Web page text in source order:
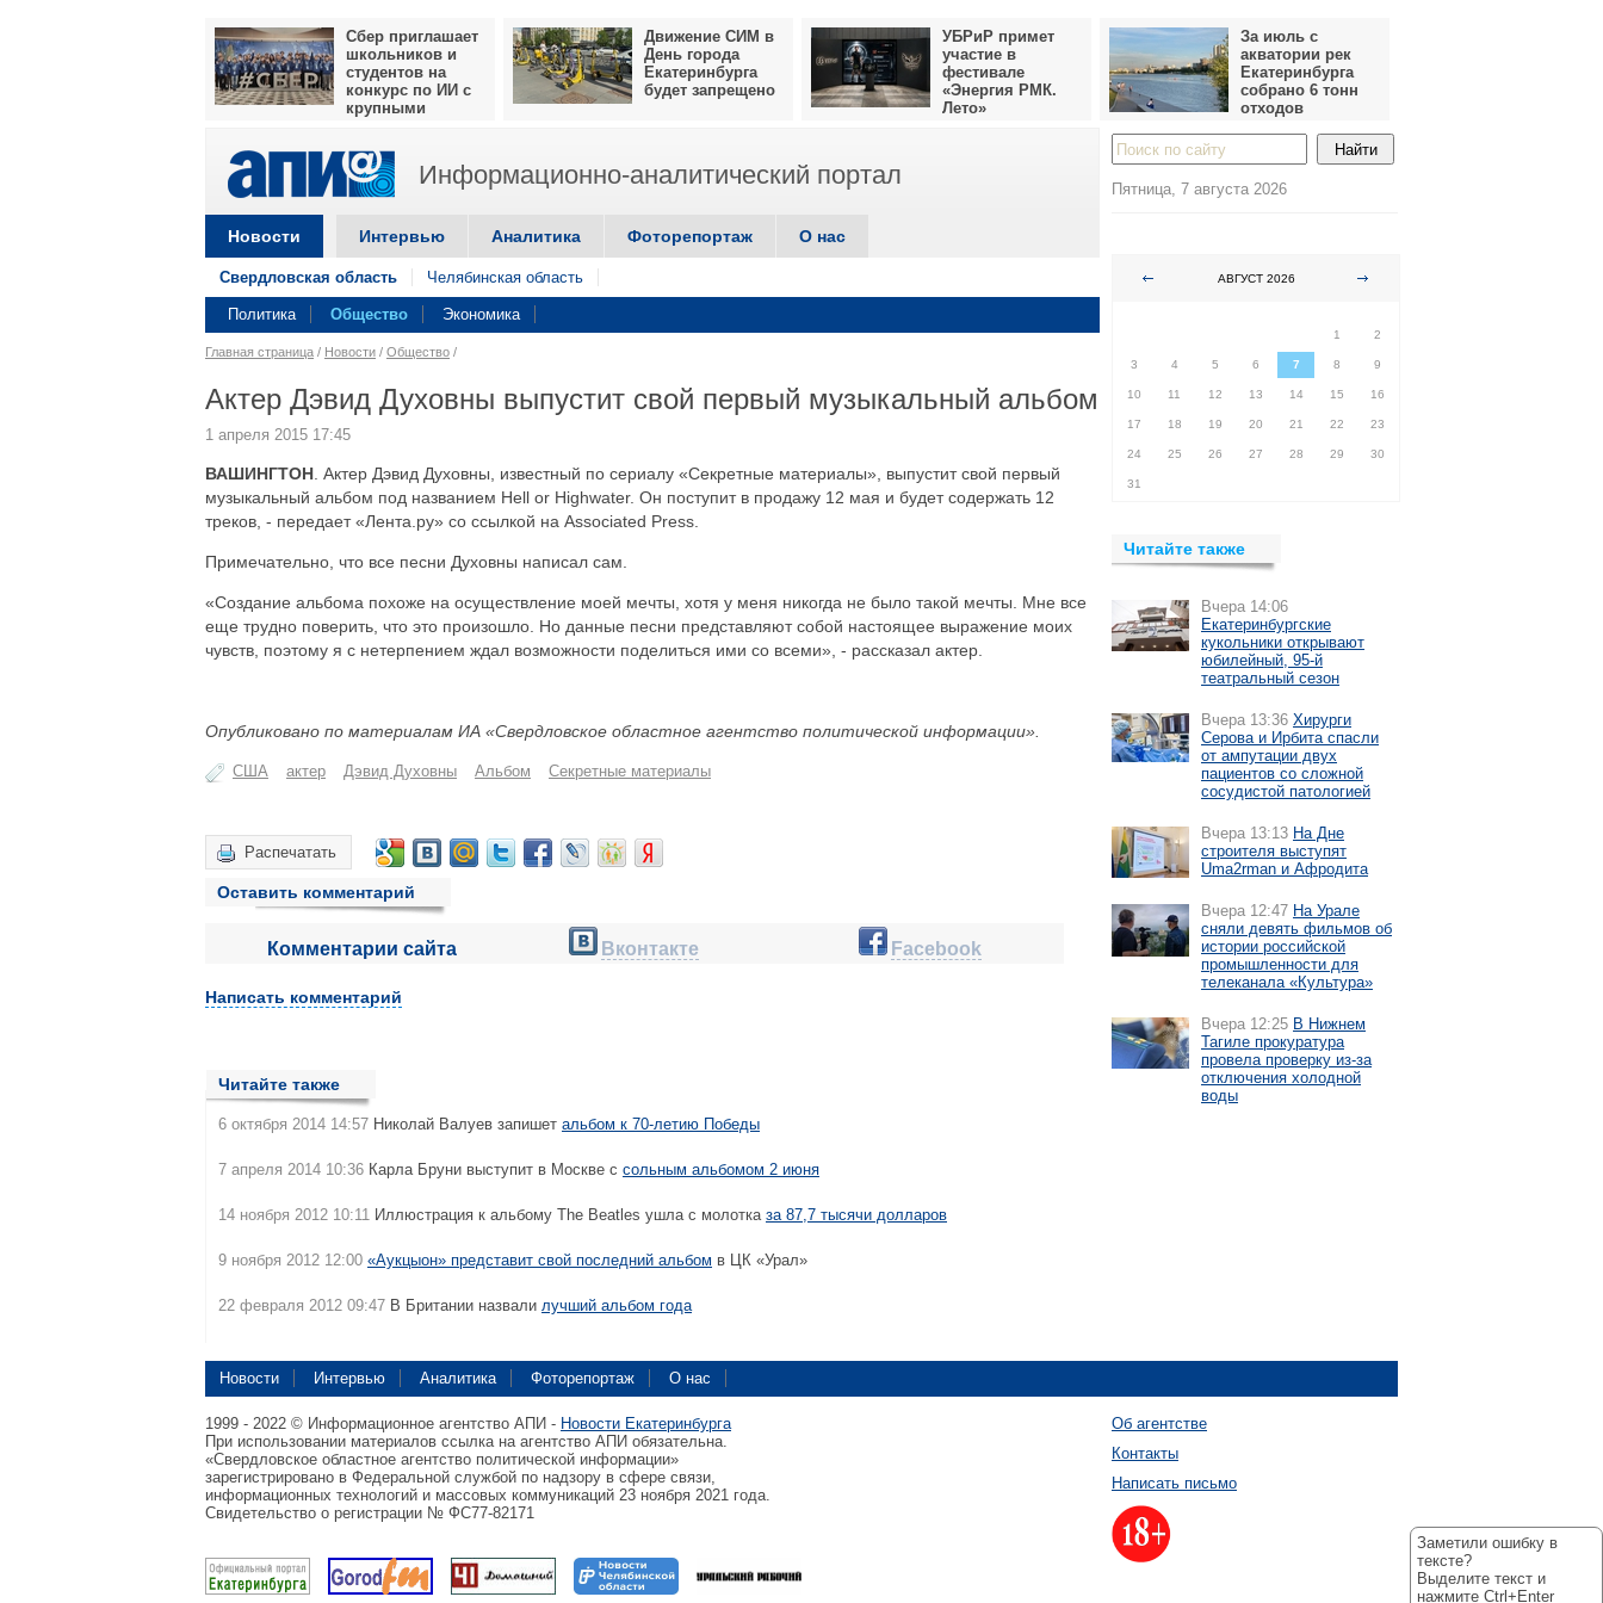
Сбер приглашает
школьников и
студентов на
конкурс по ИИ с
крупными
Движение СИМ в
День города
Екатеринбурга
будет запрещено
УБРиР примет
участие в
фестивале
«Энергия РМК.
Лето»
За июль с
акватории рек
Екатеринбурга
собрано 6 тонн
отходов
Информационно-аналитический портал
Новости Интервью Аналитика Фоторепортаж О нас
Свердловская область Челябинская область
Политика Общество Экономика
Главная страница / Новости / Общество /
Актер Дэвид Духовны выпустит свой первый музыкальный альбом
1 апреля 2015 17:45
ВАШИНГТОН . Актер Дэвид Духовны, известный по сериалу «Секретные материалы», выпустит свой первый
музыкальный альбом под названием Hell or Highwater. Он поступит в продажу 12 мая и будет содержать 12
треков, - передает «Лента.ру» со ссылкой на Associated Press.
Примечательно, что все песни Духовны написал сам.
«Создание альбома похоже на осуществление моей мечты, хотя у меня никогда не было такой мечты. Мне все
еще трудно поверить, что это произошло. Но данные песни представляют собой настоящее выражение моих
чувств, поэтому я с нетерпением ждал возможности поделиться ими со всеми», - рассказал актер.
Опубликовано по материалам ИА «Свердловское областное агентство политической информации».
США актер Дэвид Духовны Альбом Секретные материалы
Распечатать
Оставить комментарий
Комментарии сайта Вконтакте Facebook
Написать комментарий
Читайте также
6 октября 2014 14:57 Николай Валуев запишет альбом к 70-летию Победы
7 апреля 2014 10:36 Карла Бруни выступит в Москве с сольным альбомом 2 июня
14 ноября 2012 10:11 Иллюстрация к альбому The Beatles ушла с молотка за 87,7 тысячи долларов
9 ноября 2012 12:00 «Аукцыон» представит свой последний альбом в ЦК «Урал»
22 февраля 2012 09:47 В Британии назвали лучший альбом года
Пятница, 7 августа 2026
АВГУСТ 2026
1
2
3 4 5 6 7 8 9
10 11 12 13 14 15 16
17 18 19 20 21 22 23
24 25 26 27 28 29 30
31
Читайте также
Вчера 14:06
Екатеринбургские
кукольники открывают
юбилейный, 95-й
театральный сезон
Вчера 13:36 Хирурги
Серова и Ирбита спасли
от ампутации двух
пациентов со сложной
сосудистой патологией
Вчера 13:13 На Дне
строителя выступят
Uma2rman и Афродита
Вчера 12:47 На Урале
сняли девять фильмов об
истории российской
промышленности для
телеканала «Культура»
Вчера 12:25 В Нижнем
Тагиле прокуратура
провела проверку из-за
отключения холодной
воды
Новости Интервью Аналитика Фоторепортаж О нас
1999 - 2022 © Информационное агентство АПИ - Новости Екатеринбурга
При использовании материалов ссылка на агентство АПИ обязательна.
«Свердловское областное агентство политической информации»
зарегистрировано в Федеральной службой по надзору в сфере связи,
информационных технологий и массовых коммуникаций 23 ноября 2021 года.
Свидетельство о регистрации № ФС77-82171
Об агентстве
Контакты
Написать письмо
Заметили ошибку в
тексте?
Выделите текст и
нажмите Ctrl+Enter